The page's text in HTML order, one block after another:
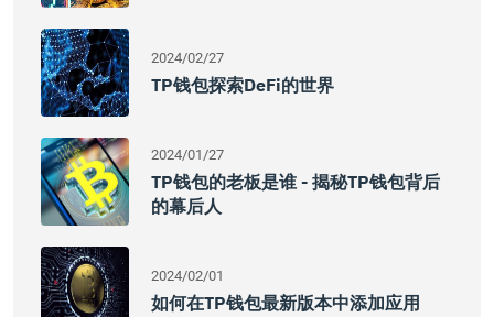
2024/02/27
TP钱包探索DeFi的世界
2024/01/27
TP钱包的老板是谁 - 揭秘TP钱包背后
的幕后人
2024/02/01
如何在TP钱包最新版本中添加应用